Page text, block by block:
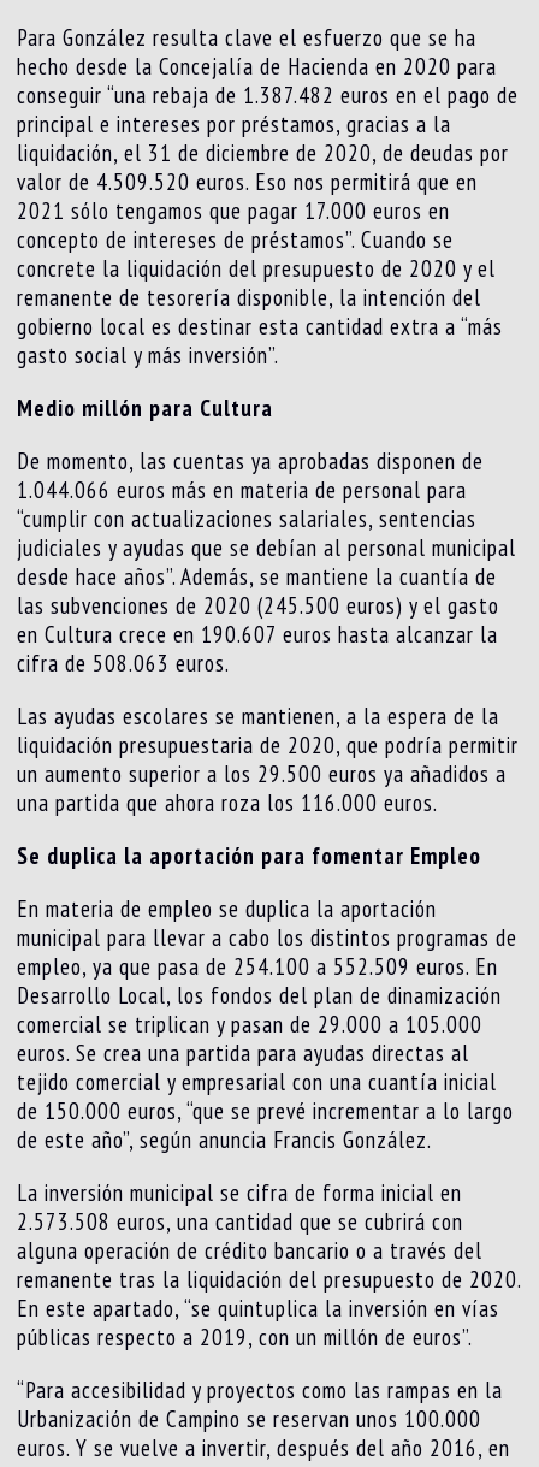
Para González resulta clave el esfuerzo que se ha
hecho desde la Concejalía de Hacienda en 2020 para
conseguir “una rebaja de 1.387.482 euros en el pago de
principal e intereses por préstamos, gracias a la
liquidación, el 31 de diciembre de 2020, de deudas por
valor de 4.509.520 euros. Eso nos permitirá que en
2021 sólo tengamos que pagar 17.000 euros en
concepto de intereses de préstamos”. Cuando se
concrete la liquidación del presupuesto de 2020 y el
remanente de tesorería disponible, la intención del
gobierno local es destinar esta cantidad extra a “más
gasto social y más inversión”.
Medio millón para Cultura
De momento, las cuentas ya aprobadas disponen de
1.044.066 euros más en materia de personal para
“cumplir con actualizaciones salariales, sentencias
judiciales y ayudas que se debían al personal municipal
desde hace años”. Además, se mantiene la cuantía de
las subvenciones de 2020 (245.500 euros) y el gasto
en Cultura crece en 190.607 euros hasta alcanzar la
cifra de 508.063 euros.
Las ayudas escolares se mantienen, a la espera de la
liquidación presupuestaria de 2020, que podría permitir
un aumento superior a los 29.500 euros ya añadidos a
una partida que ahora roza los 116.000 euros.
Se duplica la aportación para fomentar Empleo
En materia de empleo se duplica la aportación
municipal para llevar a cabo los distintos programas de
empleo, ya que pasa de 254.100 a 552.509 euros. En
Desarrollo Local, los fondos del plan de dinamización
comercial se triplican y pasan de 29.000 a 105.000
euros. Se crea una partida para ayudas directas al
tejido comercial y empresarial con una cuantía inicial
de 150.000 euros, “que se prevé incrementar a lo largo
de este año”, según anuncia Francis González.
La inversión municipal se cifra de forma inicial en
2.573.508 euros, una cantidad que se cubrirá con
alguna operación de crédito bancario o a través del
remanente tras la liquidación del presupuesto de 2020.
En este apartado, “se quintuplica la inversión en vías
públicas respecto a 2019, con un millón de euros”.
“Para accesibilidad y proyectos como las rampas en la
Urbanización de Campino se reservan unos 100.000
euros. Y se vuelve a invertir, después del año 2016, en